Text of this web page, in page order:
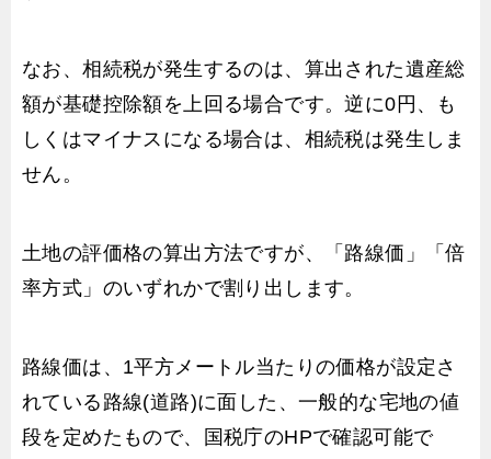
なお、相続税が発生するのは、算出された遺産総
額が基礎控除額を上回る場合です。逆に0円、も
しくはマイナスになる場合は、相続税は発生しま
せん。
土地の評価格の算出方法ですが、「路線価」「倍
率方式」のいずれかで割り出します。
路線価は、1平方メートル当たりの価格が設定さ
れている路線(道路)に面した、一般的な宅地の値
段を定めたもので、国税庁のHPで確認可能で